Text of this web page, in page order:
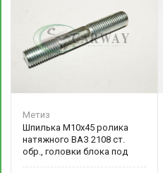
Метиз
Шпилька М10х45 ролика
натяжного ВАЗ 2108 ст.
обр., головки блока под